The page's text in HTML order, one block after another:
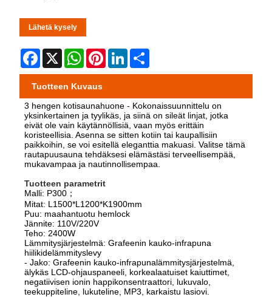
Lähetä kysely
Facebook
X WhatsApp
PinterestLinkedIn
Tuotteen Kuvaus
3 hengen kotisaunahuone - Kokonaissuunnittelu on
yksinkertainen ja tyylikäs, ja siinä on sileät linjat, jotka
eivät ole vain käytännöllisiä, vaan myös erittäin
koristeellisia. Asenna se sitten kotiin tai kaupallisiin
paikkoihin, se voi esitellä eleganttia makuasi. Valitse tämä
rautapuusauna tehdäksesi elämästäsi terveellisempää,
mukavampaa ja nautinnollisempaa.
Tuotteen parametrit
Malli: P300；
Mitat: L1500*L1200*K1900mm
Puu: maahantuotu hemlock
Jännite: 110V/220V
Teho: 2400W
Lämmitysjärjestelmä: Grafeenin kauko-infrapuna
hiilikidelämmityslevy
- Jako: Grafeenin kauko-infrapunalämmitysjärjestelmä,
älykäs LCD-ohjauspaneeli, korkealaatuiset kaiuttimet,
negatiivisen ionin happikonsentraattori, lukuvalo,
teekuppiteline, lukuteline, MP3, karkaistu lasiovi.